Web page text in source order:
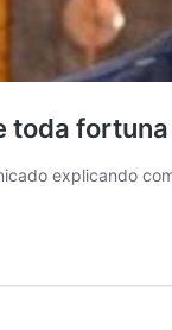
toda
explicando